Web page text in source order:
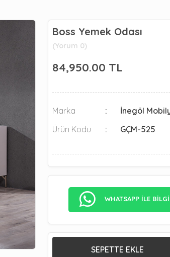
Boss Yemek Odası
(Yorum 0)
84,950.00 TL
Marka
İnegöl
Ürün Kodu
GÇM-525
WHATSAPP İLE
SEPETTE EKLE